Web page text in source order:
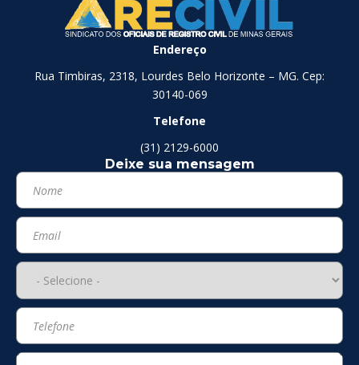
Endereço
Rua Timbiras, 2318, Lourdes Belo Horizonte – MG. Cep:
30140-069
Telefone
(31) 2129-6000
Deixe sua mensagem